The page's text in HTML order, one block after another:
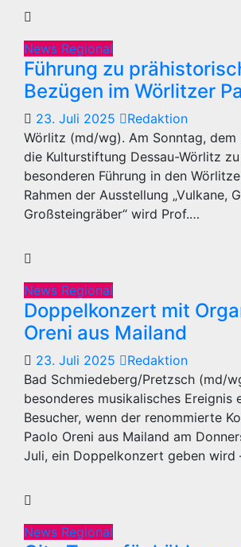
News Regional
Führung zu
Bezügen im Wörlitzer
23. Juli 2025
Redaktion
Wörlitz (md/wg). Am Sonntag, dem
die Kulturstiftung Dessau-Wörlitz
besonderen Führung in den
Rahmen der Ausstellung „Vulkane,
Großsteingräber“ wird Prof.…
News Regional
Doppelkonzert mit
Oreni aus Mailand
23. Juli 2025
Redaktion
Bad Schmiedeberg/Pretzsch (md/
besonderes musikalisches Ereignis
Besucher, wenn der renommierte
Paolo Oreni aus Mailand am
Juli, ein Doppelkonzert geben wird
News Regional